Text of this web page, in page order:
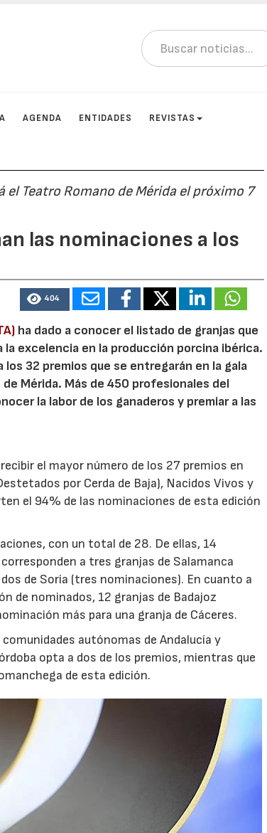
AGENDA ENTIDADES REVISTAS
el Teatro Romano de Mérida el próximo 7
las nominaciones a los
404
ha dado a conocer el listado de granjas que
la excelencia en la producción porcina ibérica.
32 premios que se entregarán en la gala
Mérida. Más de 450 profesionales del
la labor de los ganaderos y premiar a las
el mayor número de los 27 premios en
por Cerda de Baja), Nacidos Vivos y
el 94% de las nominaciones de esta edición
con un total de 28. De ellas, 14
a tres granjas de Salamanca
de Soria (tres nominaciones). En cuanto a
de nominados, 12 granjas de Badajoz
más para una granja de Cáceres.
autónomas de Andalucía y
opta a dos de los premios, mientras que
de esta edición.